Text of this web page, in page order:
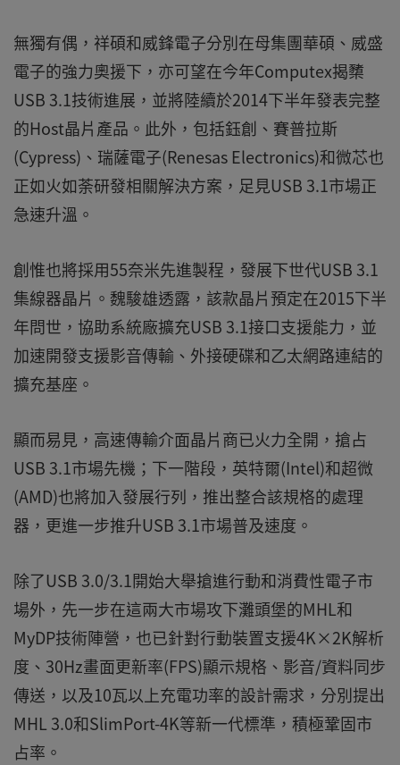
無獨有偶，祥碩和威鋒電子分別在母集團華碩、威盛
電子的強力奧援下，亦可望在今年Computex揭櫫
USB 3.1技術進展，並將陸續於2014下半年發表完整
的Host晶片產品。此外，包括鈺創、賽普拉斯
(Cypress)、瑞薩電子(Renesas Electronics)和微芯也
正如火如荼研發相關解決方案，足見USB 3.1市場正
急速升溫。
創惟也將採用55奈米先進製程，發展下世代USB 3.1
集線器晶片。魏駿雄透露，該款晶片預定在2015下半
年問世，協助系統廠擴充USB 3.1接口支援能力，並
加速開發支援影音傳輸、外接硬碟和乙太網路連結的
擴充基座。
顯而易見，高速傳輸介面晶片商已火力全開，搶占
USB 3.1市場先機；下一階段，英特爾(Intel)和超微
(AMD)也將加入發展行列，推出整合該規格的處理
器，更進一步推升USB 3.1市場普及速度。
除了USB 3.0/3.1開始大舉搶進行動和消費性電子市
場外，先一步在這兩大市場攻下灘頭堡的MHL和
MyDP技術陣營，也已針對行動裝置支援4K×2K解析
度、30Hz畫面更新率(FPS)顯示規格、影音/資料同步
傳送，以及10瓦以上充電功率的設計需求，分別提出
MHL 3.0和SlimPort-4K等新一代標準，積極鞏固市
占率。